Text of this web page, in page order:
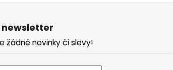
žádné novinky či slevy!